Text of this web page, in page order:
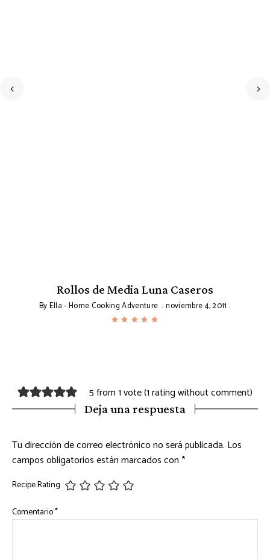
Rollos de Media Luna Caseros
ByElla - Home Cooking Adventure noviembre 4, 2011
5 from 1 vote (1 rating without comment)
Deja una respuesta
Tu dirección de correo electrónico no será publicada. Los
campos obligatorios están marcados con*
Recipe Rating
Comentario*